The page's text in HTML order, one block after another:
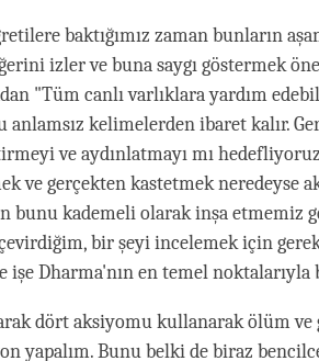
baktığımız zaman bunların
izler ve buna saygı göstermek
"Tüm canlı varlıklara yardım
anlamsız kelimelerden ibaret kalır.
ve aydınlatmayı mı
ve gerçekten kastetmek neredeyse
bunu kademeli olarak inşa etmemiz
bir şeyi incelemek için
işe Dharma'nın en temel noktalarıyla
dört aksiyomu kullanarak ölüm
yapalım. Bunu belki de biraz